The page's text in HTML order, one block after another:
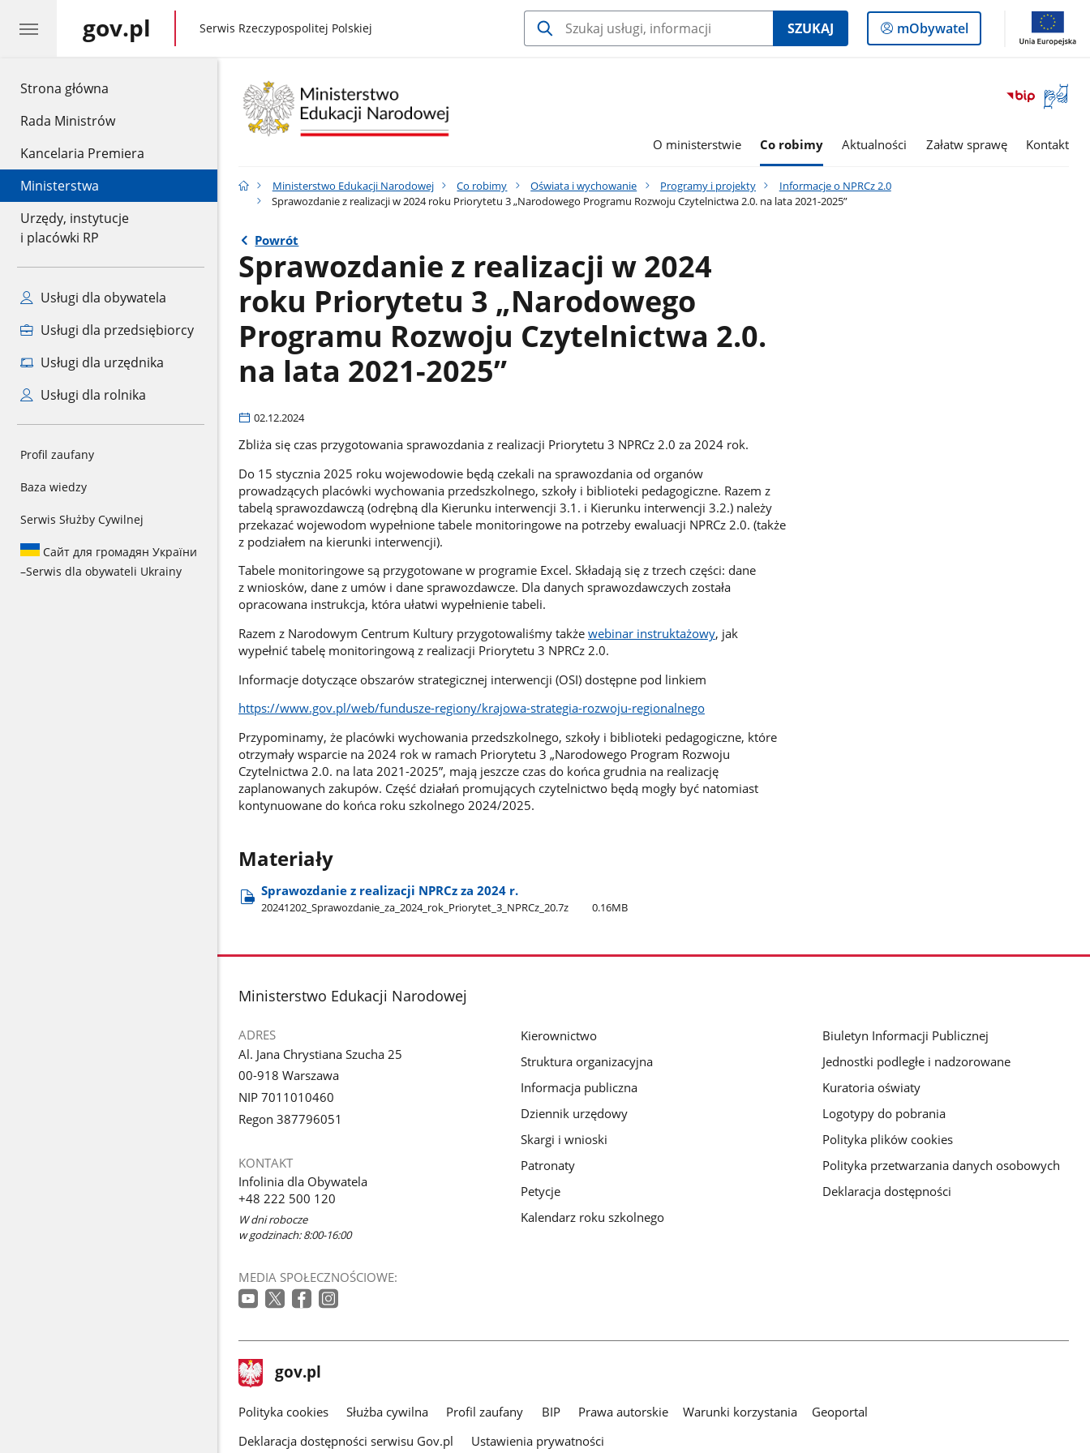
Strona główna
Rada Ministrów
Kancelaria Premiera
Ministerstwa
Urzędy, instytucje
i placówki RP
Usługi dla obywatela
Usługi dla przedsiębiorcy
Usługi dla urzędnika
Usługi dla rolnika
Profil zaufany
Baza wiedzy
Serwis Służby Cywilnej
Сайт для громадян України
–Serwis dla obywateli Ukrainy
gov.pl gov.pl
Serwis Rzeczypospolitej Polskiej SZUKAJ
Logowanie
do
mObywatel
Otwórz
okno
O ministerstwie Co robimy Aktualności Załatw sprawę Kontakt
Ministerstwo Edukacji Narodowej Co robimy Oświata i wychowanie Programy i projekty
Informacje o NPRCz 2.0
Sprawozdanie z realizacji w 2024 roku Priorytetu 3 „Narodowego Programu Rozwoju Czytelnictwa 2.0. na lata 2021-2025”
Powrót
Sprawozdanie z realizacji w 2024
roku Priorytetu 3 „Narodowego
Programu Rozwoju Czytelnictwa 2.0.
na lata 2021-2025”
02.12.2024
Zbliża się czas przygotowania sprawozdania z realizacji Priorytetu 3 NPRCz 2.0 za 2024 rok.
Do 15 stycznia 2025 roku wojewodowie będą czekali na sprawozdania od organów
prowadzących placówki wychowania przedszkolnego, szkoły i biblioteki pedagogiczne. Razem z
tabelą sprawozdawczą (odrębną dla Kierunku interwencji 3.1. i Kierunku interwencji 3.2.) należy
przekazać wojewodom wypełnione tabele monitoringowe na potrzeby ewaluacji NPRCz 2.0. (także
z podziałem na kierunki interwencji).
Tabele monitoringowe są przygotowane w programie Excel. Składają się z trzech części: dane
z wniosków, dane z umów i dane sprawozdawcze. Dla danych sprawozdawczych została
opracowana instrukcja, która ułatwi wypełnienie tabeli.
Razem z Narodowym Centrum Kultury przygotowaliśmy także webinar instruktażowy, jak
wypełnić tabelę monitoringową z realizacji Priorytetu 3 NPRCz 2.0.
Informacje dotyczące obszarów strategicznej interwencji (OSI) dostępne pod linkiem
https://www.gov.pl/web/fundusze-regiony/krajowa-strategia-rozwoju-regionalnego
Przypominamy, że placówki wychowania przedszkolnego, szkoły i biblioteki pedagogiczne, które
otrzymały wsparcie na 2024 rok w ramach Priorytetu 3 „Narodowego Program Rozwoju
Czytelnictwa 2.0. na lata 2021-2025”, mają jeszcze czas do końca grudnia na realizację
zaplanowanych zakupów. Część działań promujących czytelnictwo będą mogły być natomiast
kontynuowane do końca roku szkolnego 2024/2025.
Materiały
Sprawozdanie z realizacji NPRCz za 2024 r.
20241202​_Sprawozdanie​_za​_2024​_rok​_Priorytet​_3​_NPRCz​_20.7z 0.16MB
stopka
Ministerstwo Edukacji Narodowej
ADRES
Al. Jana Chrystiana Szucha 25
00-918 Warszawa
NIP 7011010460
Regon 387796051
KONTAKT
Infolinia dla Obywatela
+48 222 500 120
W dni robocze
w godzinach: 8:00-16:00
MEDIA SPOŁECZNOŚCIOWE:
Kierownictwo
Struktura organizacyjna
Informacja publiczna
Dziennik urzędowy
Skargi i wnioski
Patronaty
Petycje
Kalendarz roku szkolnego
Biuletyn Informacji Publicznej
Jednostki podległe i nadzorowane
Kuratoria oświaty
Logotypy do pobrania
Polityka plików cookies
Polityka przetwarzania danych osobowych
Deklaracja dostępności
stopka
gov.pl Strona
gov.pl
gov.pl
Polityka cookies Służba cywilna Profil zaufany BIP Prawa autorskie Warunki korzystania
Geoportal
Deklaracja dostępności serwisu Gov.pl
Ustawienia prywatności